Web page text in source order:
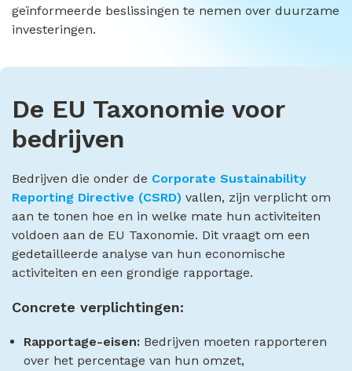
geïnformeerde beslissingen te nemen over duurzame
investeringen.
De EU Taxonomie voor
bedrijven
Bedrijven die onder de Corporate Sustainability
Reporting Directive (CSRD) vallen, zijn verplicht om
aan te tonen hoe en in welke mate hun activiteiten
voldoen aan de EU Taxonomie. Dit vraagt om een
gedetailleerde analyse van hun economische
activiteiten en een grondige rapportage.
Concrete verplichtingen:
Rapportage-eisen: Bedrijven moeten rapporteren
over het percentage van hun omzet,